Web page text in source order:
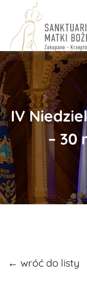
content
​IV
– 30
← wróć do listy